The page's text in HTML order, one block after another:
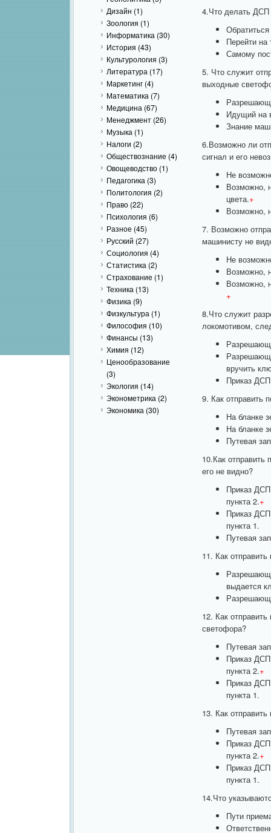
Дизайн (1)
Зоология (1)
Информатика (30)
История (43)
Культурология (3)
Литература (17)
Маркетинг (4)
Математика (7)
Медицина (67)
Менеджмент (26)
Музыка (1)
Налоги (2)
Обществознание (4)
Овощеводство (1)
Педагогика (3)
Политология (2)
Право (22)
Психология (6)
Разное (45)
Русский (27)
Социология (4)
Статистика (2)
Страхование (1)
Техника (13)
Физика (9)
Физкультура (1)
Философия (10)
Финансы (13)
Химия (12)
Ценообразование
(3)
Экология (14)
Эконометрика (2)
Экономика (30)
4.Что делать ДСП
Перейти на
Самому
5. Что служит
выходные
Идущий на
Знание
6.Возможно ли
сигнал и его
Не
Возможно,
цвета.+
Возможно,
7. Возможно
машинисту не
Не
Возможно,
Возможно,
+
8.Что служит
локомотивом,
вручить
Приказ ДСП
9. Как отправить
На бланке
На бланке
Путевая
10.Как отправить
его не видно?
Приказ
пункта 2.+
Приказ
пункта 1.
Путевая
11. Как
выдается
12. Как
светофора?
Путевая
Приказ
пункта 2.+
Приказ
пункта 1.
13. Как
Путевая
Приказ
пункта 2.+
Приказ
пункта 1.
14.Что
Пути